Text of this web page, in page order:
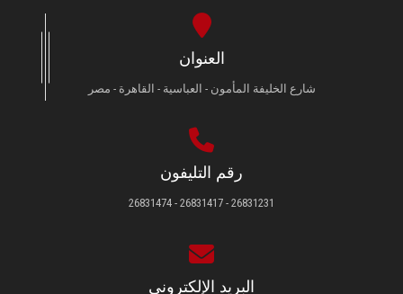
العنوان
شارع الخليفة المأمون - العباسية - القاهرة - مصر
رقم التليفون
26831231 - 26831417 - 26831474
البريد الإلكتروني